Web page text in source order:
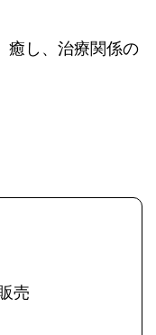
癒し、治療関係の
売